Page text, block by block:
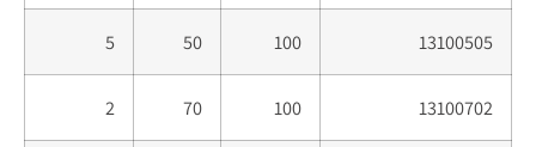
13100505
100
50
5
13100702
100
70
2